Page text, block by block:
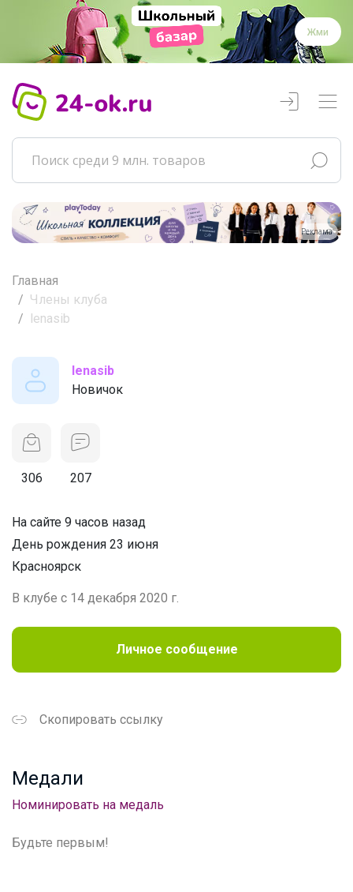
Жми
Реклама
Главная
Члены клуба
lenasib
lenasib
Новичок
306 207
На сайте 9 часов назад
День рождения 23 июня
Красноярск
В клубе с 14 декабря 2020 г.
Личное сообщение
Скопировать ссылку
Медали
Номинировать на медаль
Будьте первым!